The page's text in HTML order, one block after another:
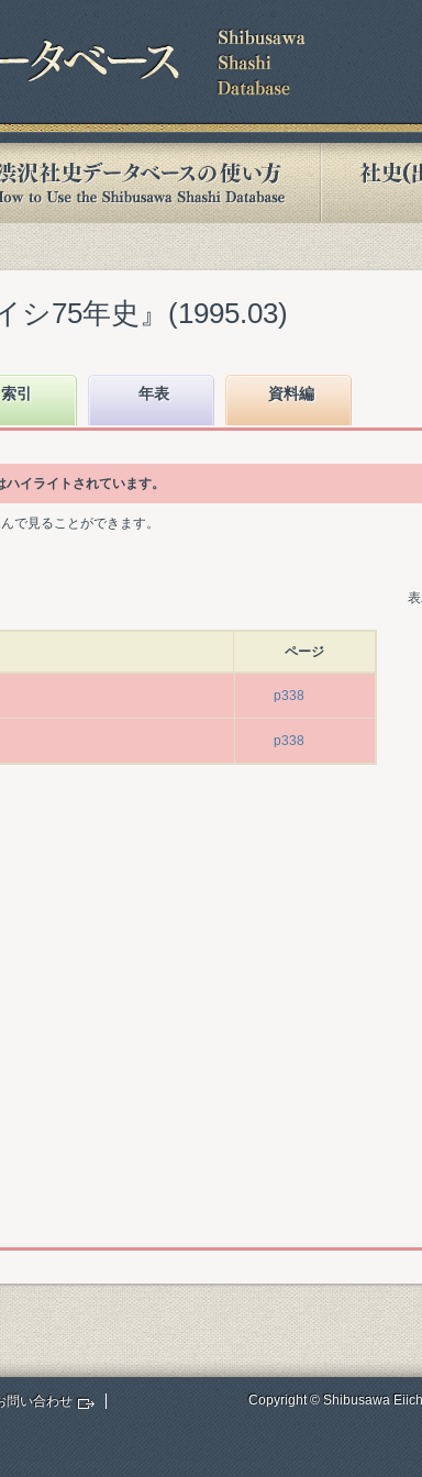
シ75年史』(1995.03)
索引 年表 資料編
イライトされています。
で見ることができます。
ページ
p338
p338
問い合わせ Copyright © Shibusawa